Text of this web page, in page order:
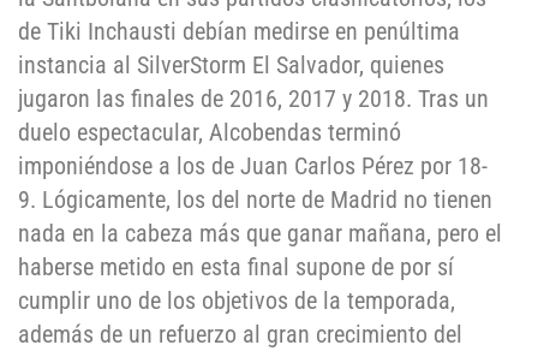
de Tiki Inchausti debían medirse en penúltima
instancia al SilverStorm El Salvador, quienes
jugaron las finales de 2016, 2017 y 2018. Tras un
duelo espectacular, Alcobendas terminó
imponiéndose a los de Juan Carlos Pérez por 18-
9. Lógicamente, los del norte de Madrid no tienen
nada en la cabeza más que ganar mañana, pero el
haberse metido en esta final supone de por sí
cumplir uno de los objetivos de la temporada,
además de un refuerzo al gran crecimiento del